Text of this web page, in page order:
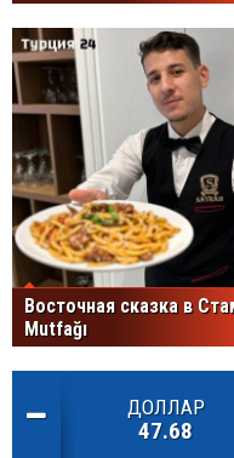
Восточная сказка в
Mutfağı
ДОЛЛАР
47.68